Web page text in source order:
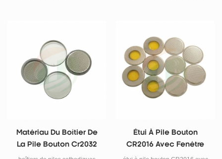
Matériau Du Boîtier De
La Pile Bouton Cr2032
Recouvert D'aluminium
Étui À Pile Bouton
CR2016 Avec Fenêtre
Kapton Latérale Pour